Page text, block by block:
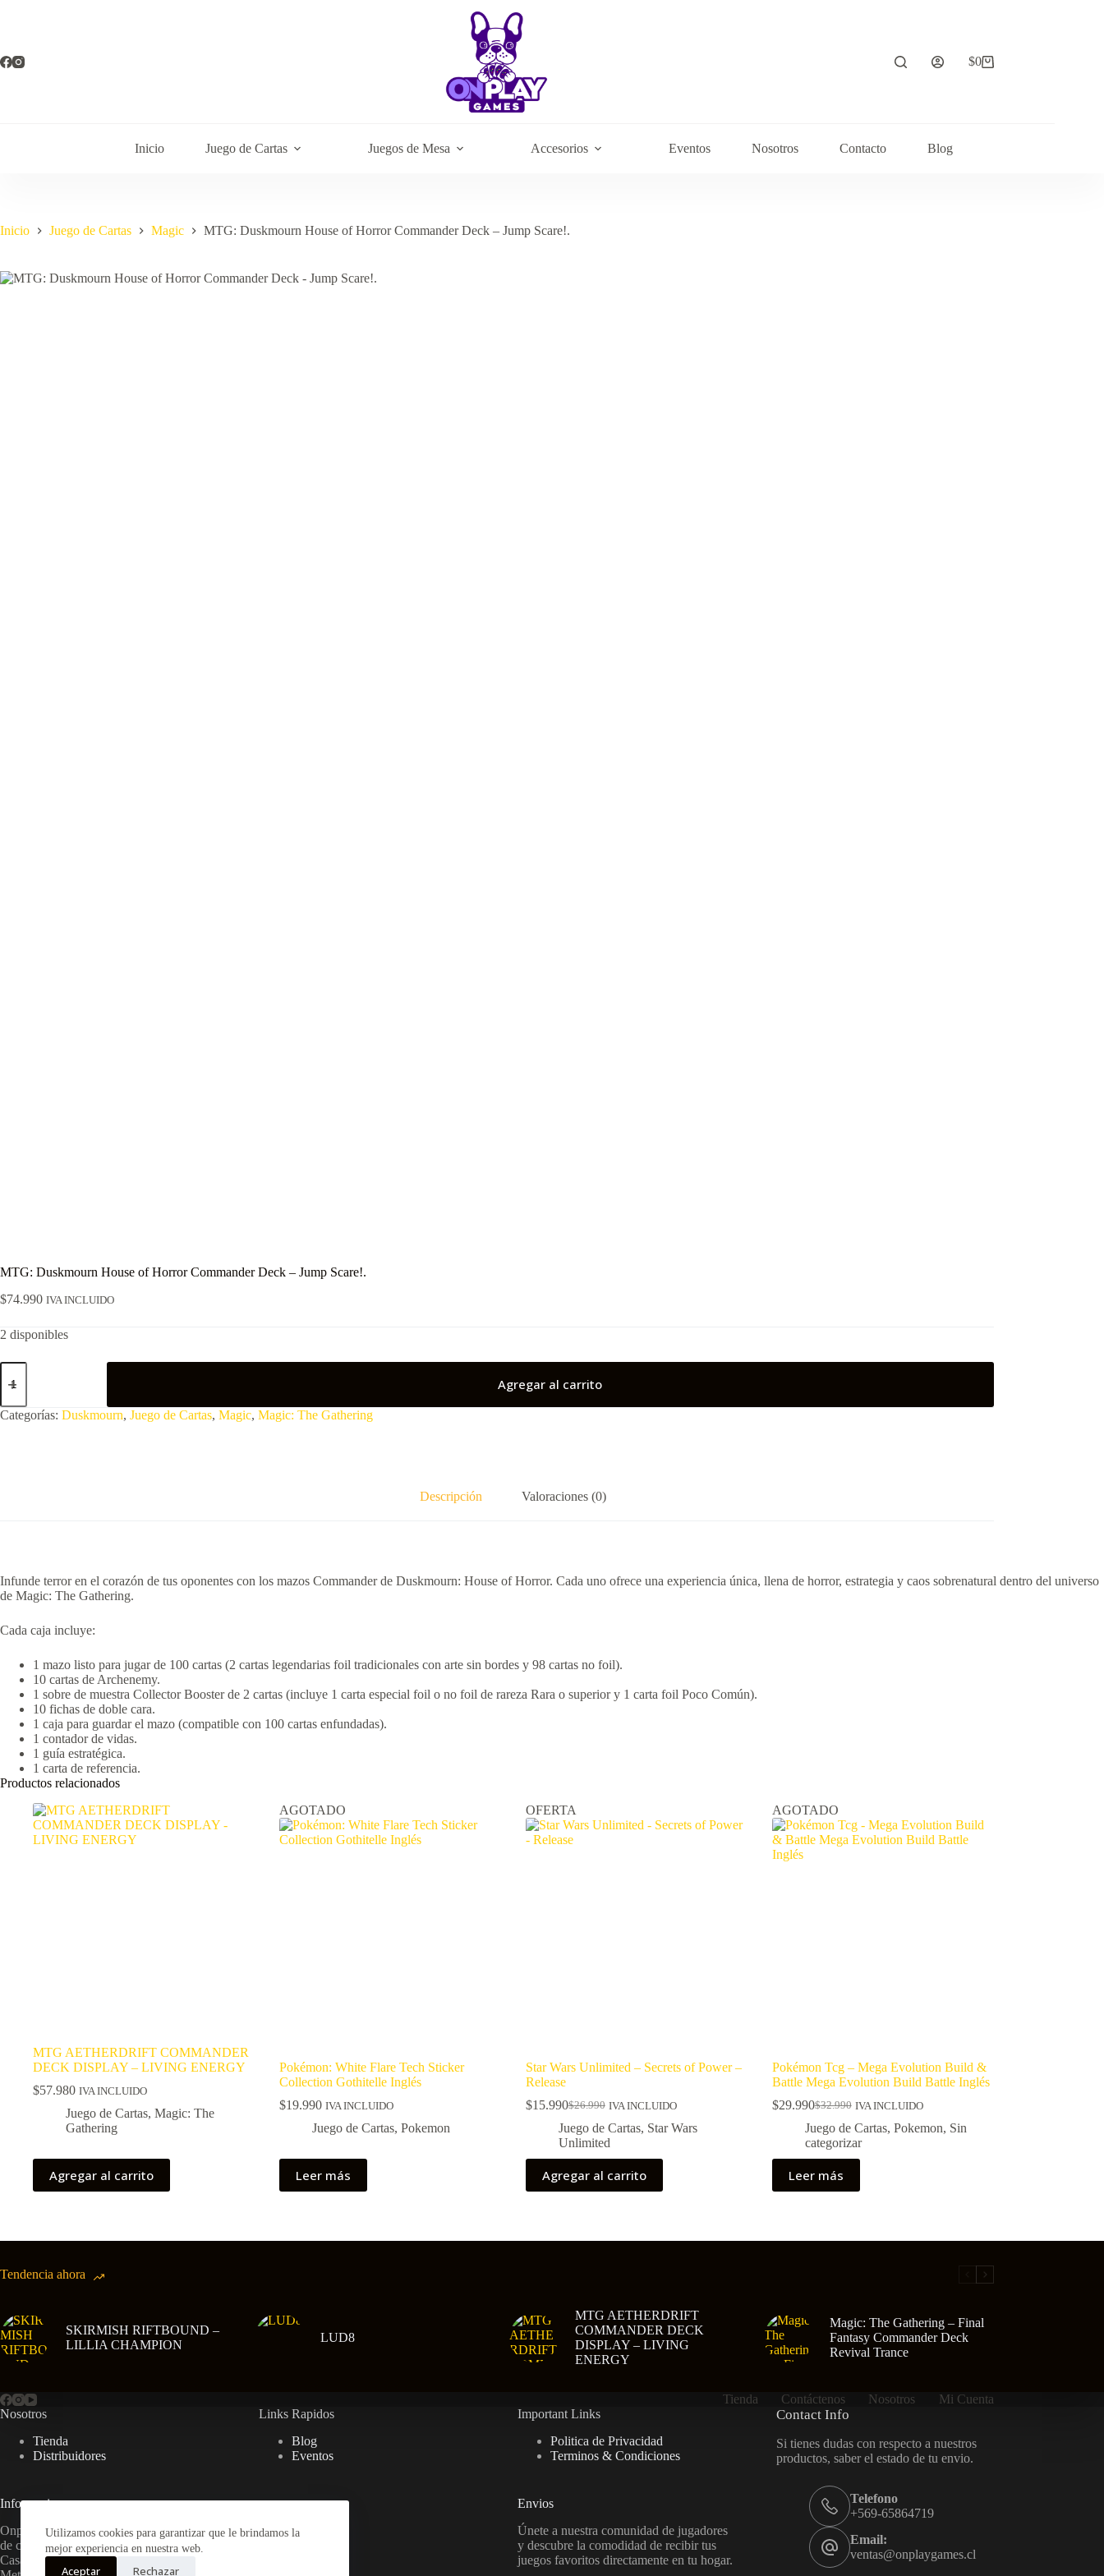
Utilizamos cookies para garantizar que le brindamos la
mejor experiencia en nuestra web.
Aceptar Rechazar
Carrito
$0
Inicio Juego de Cartas Juegos de Mesa Accesorios Eventos Nosotros Contacto Blog
Inicio Juego de Cartas Magic MTG: Duskmourn House of Horror Commander Deck – Jump Scare!.
MTG: Duskmourn House of Horror Commander Deck – Jump Scare!.
$74.990 IVA INCLUIDO
2 disponibles
MTG:
Duskmourn
of
Horror
Agregar al carrito
Categorías: Duskmourn, Juego de Cartas, Magic, Magic: The Gathering
Descripción Valoraciones (0)
Infunde terror en el corazón de tus oponentes con los mazos Commander de Duskmourn: House of Horror. Cada uno ofrece una experiencia única, llena de horror, estrategia y caos sobrenatural dentro del universo
de Magic: The Gathering.
Cada caja incluye:
1 mazo listo para jugar de 100 cartas (2 cartas legendarias foil tradicionales con arte sin bordes y 98 cartas no foil).
10 cartas de Archenemy.
1 sobre de muestra Collector Booster de 2 cartas (incluye 1 carta especial foil o no foil de rareza Rara o superior y 1 carta foil Poco Común).
10 fichas de doble cara.
1 caja para guardar el mazo (compatible con 100 cartas enfundadas).
1 contador de vidas.
1 guía estratégica.
1 carta de referencia.
Productos relacionados
MTG AETHERDRIFT COMMANDER
DECK DISPLAY – LIVING ENERGY
$57.980 IVA INCLUIDO
Juego de Cartas, Magic: The
Gathering
Agregar al carrito
AGOTADO
Pokémon: White Flare Tech Sticker
Collection Gothitelle Inglés
$19.990 IVA INCLUIDO
Juego de Cartas, Pokemon
Leer más
OFERTA
Star Wars Unlimited – Secrets of Power –
Release
$26.990
El
precio
original
era:
$26.990.
$15.990El
precio
actual
es:
$15.990.
IVA INCLUIDO
Juego de Cartas, Star Wars
Unlimited
Agregar al carrito
AGOTADO
Pokémon Tcg – Mega Evolution Build &
Battle Mega Evolution Build Battle Inglés
$32.990
El
precio
original
era:
$32.990.
$29.990El
precio
actual
es:
$29.990.
IVA INCLUIDO
Juego de Cartas, Pokemon, Sin
categorizar
Leer más
Tendencia ahora
SKIRMISH RIFTBOUND –
LILLIA CHAMPION
LUD8
MTG AETHERDRIFT
COMMANDER DECK
DISPLAY – LIVING
ENERGY
Magic: The Gathering – Final
Fantasy Commander Deck
Revival Trance
Tienda Contáctenos Nosotros
Mi Cuenta
Nosotros
Tienda
Distribuidores
Informacion
Onplay Games es una Tienda de Juegos
de cartas y Mesa Ubicada en Galeria
Casa Colorada Merced #832 Local 54,
Links Rapidos
Blog
Eventos
Important Links
Politica de Privacidad
Terminos & Condiciones
Envios
Únete a nuestra comunidad de jugadores
y descubre la comodidad de recibir tus
juegos favoritos directamente en tu hogar.
Contact Info
Si tienes dudas con respecto a nuestros
productos, saber el estado de tu envio.
Telefono
+569-65864719
Email:
ventas@onplaygames.cl